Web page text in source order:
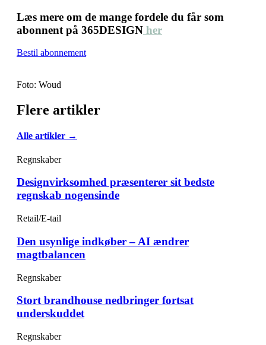
Læs mere om de mange fordele du får som
abonnent på 365DESIGN her
Bestil abonnement
Foto: Woud
Flere artikler
Alle artikler →
Regnskaber
Designvirksomhed præsenterer sit bedste
regnskab nogensinde
Retail/E-tail
Den usynlige indkøber – AI ændrer
magtbalancen
Regnskaber
Stort brandhouse nedbringer fortsat
underskuddet
Regnskaber